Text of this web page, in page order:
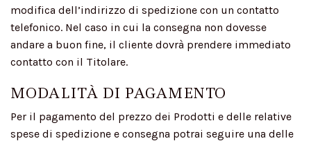
modifica dell’indirizzo di spedizione con un contatto
telefonico. Nel caso in cui la consegna non dovesse
andare a buon fine, il cliente dovrà prendere immediato
contatto con il Titolare.
MODALITÀ DI PAGAMENTO
Per il pagamento del prezzo dei Prodotti e delle relative
spese di spedizione e consegna potrai seguire una delle